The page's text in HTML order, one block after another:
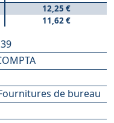
12,25 €
11,62 €
de bureau